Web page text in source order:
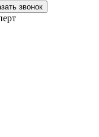
звонок